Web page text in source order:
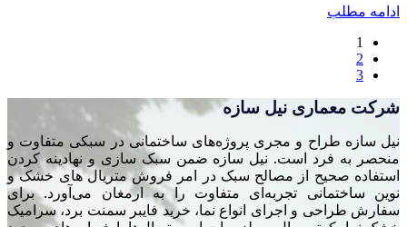
ادامه مطلب
1
2
3
شرکت معماری نیل سازه
نیل سازه طراح و مجری پروژه‌های ساختمانی در سبکی متفاوت و
منحصر به فرد است. نیل سازه ضمن سبک سازی و نهادینه کردن
استفاده صحیح از مصالح سبک در امر فروش متریال های خشک و
نوین ساختمانی تجربه‌ای متفاوت را به ارمغان می‌آورد. برای
سفارش طراحی و اجرای انواع نما، خرید فایبر سمنت برد، سرامیک